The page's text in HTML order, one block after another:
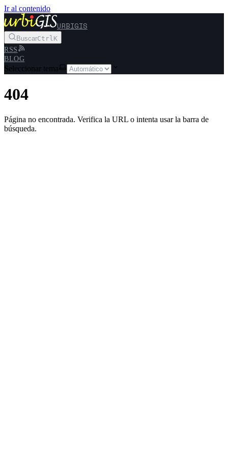
Ir al contenido
URBIGIS
BuscarCtrlK
RSS
BLOG
Seleccionar tema
404
Página no encontrada. Verifica la URL o intenta usar la barra de
búsqueda.